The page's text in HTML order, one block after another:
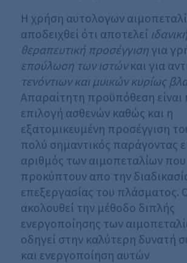
Η χρήση αυτολογων
αποδειχθεί ότι αποτελεί
θεραπευτική προσέγγισηγια
επούλωση των ιστώνκαι για
τενόντιων και μυικών κυρίως
Απαραίτητη προϋπόθεση
επιλογή ασθενών καθώς και η
εξατομικευμένη προσέγγιση
πολύ σημαντικός παράγοντας
αριθμός των αιμοπεταλίων που
προκύπτουν απο την
επεξεργασίας του πλάσματος.
ακολουθεί την μέθοδο διπλής
ενεργοποίησης των
οδηγεί στην καλύτερη δυνατή
και ενεργοποίηση αυτών